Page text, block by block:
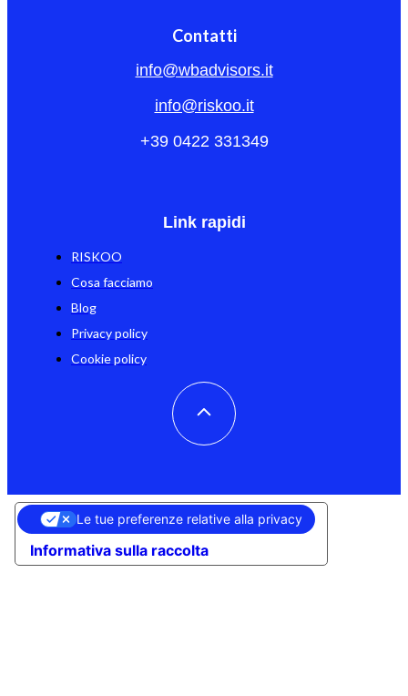
Contatti
info@wbadvisors.it
info@riskoo.it
+39 0422 331349
Link rapidi
RISKOO
Cosa facciamo
Blog
Privacy policy
Cookie policy
Informativa sulla raccolta
Le tue preferenze relative alla privacy